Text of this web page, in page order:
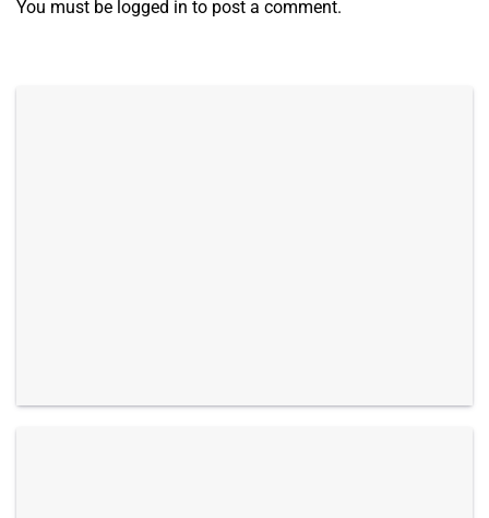
You must be logged in to post a comment.